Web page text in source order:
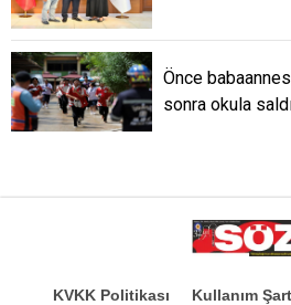
Önce
sonra okula
KVKK Politikası Kullanım